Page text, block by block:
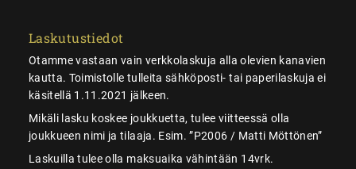
Laskutustiedot
Otamme vastaan vain verkkolaskuja alla olevien kanavien
kautta. Toimistolle tulleita sähköposti- tai paperilaskuja ei
käsitellä 1.11.2021 jälkeen.
Mikäli lasku koskee joukkuetta, tulee viitteessä olla
joukkueen nimi ja tilaaja. Esim. ”P2006 / Matti Möttönen”
Laskuilla tulee olla maksuaika vähintään 14vrk.